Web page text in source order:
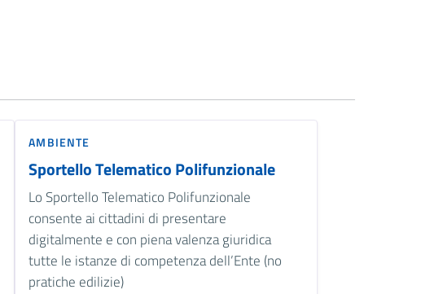
AMBIENTE
Sportello Telematico Polifunzionale
Lo Sportello Telematico Polifunzionale
consente ai cittadini di presentare
digitalmente e con piena valenza giuridica
tutte le istanze di competenza dell’Ente (no
pratiche edilizie)